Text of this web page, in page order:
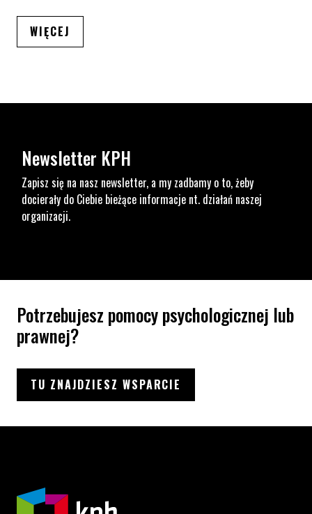
WIĘCEJ
Newsletter KPH
Zapisz się na nasz newsletter, a my zadbamy o to, żeby
docierały do Ciebie bieżące informacje nt. działań naszej
organizacji.
Potrzebujesz pomocy psychologicznej lub
prawnej?
TU ZNAJDZIESZ WSPARCIE